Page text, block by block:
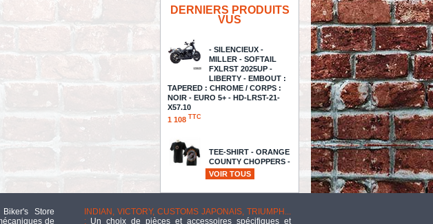
DERNIERS PRODUITS
VUS
- SILENCIEUX -
MILLER - SOFTAIL
FXLRST 2025UP -
LIBERTY - EMBOUT :
TAPERED : CHROME / CORPS :
NOIR - EURO 5+ - HD-LRST-21-
X57.10
1 108 TTC
TEE-SHIRT - ORANGE
COUNTY CHOPPERS -
OCC - AMERICAN
CUSTOM - COULEUR : NOIR -
TAILLE 3 / M - NEUF - NI REPRIS -
10 TTC
VOIR TOUS
Store
de
INDIAN, VICTORY, CUSTOMS JAPONAIS, TRIUMPH...
:Un choix de pièces et accessoires spécifiques et